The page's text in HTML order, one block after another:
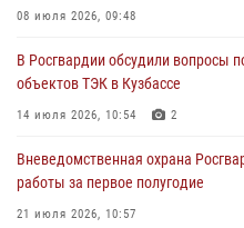
Росгвардейцы задержали
05 августа 2026, 08:50
Росгвардейцы пресекли
05 августа 2026, 08:10
Росгвардейцы в Юрге пресекли
08 июля 2026, 09:48
В Росгвардии обсудили вопросы
объектов ТЭК в Кузбассе
14 июля 2026, 10:54 2
Вневедомственная охрана
работы за первое полугодие
21 июля 2026, 10:57